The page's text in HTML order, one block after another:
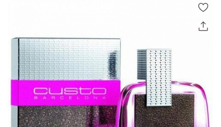
Скопировать
ссылку
Telegram
WhatsApp